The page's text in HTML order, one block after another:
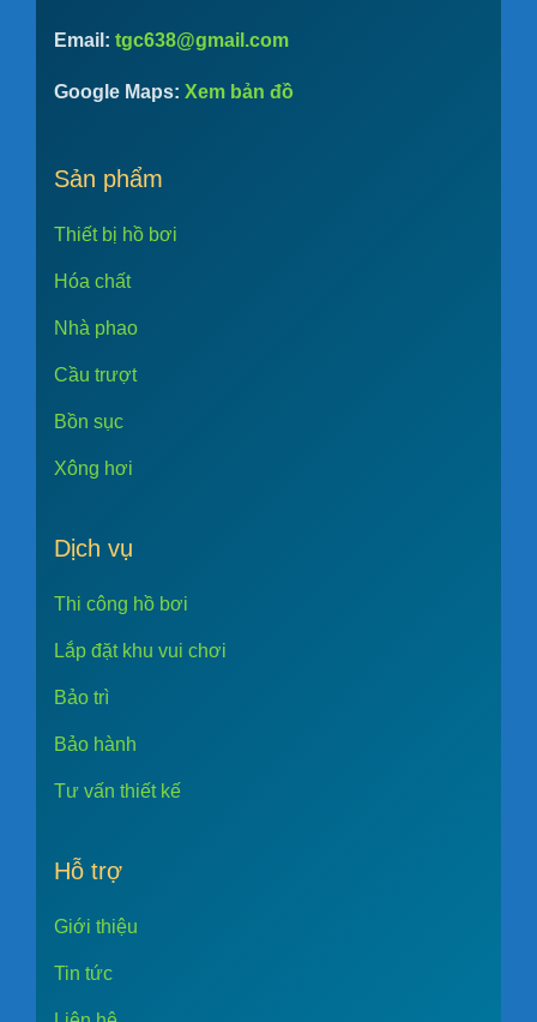
Email: tgc638@gmail.com
Google Maps: Xem bản đồ
Sản phẩm
Thiết bị hồ bơi
Hóa chất
Nhà phao
Cầu trượt
Bồn sục
Xông hơi
Dịch vụ
Thi công hồ bơi
Lắp đặt khu vui chơi
Bảo trì
Bảo hành
Tư vấn thiết kế
Hỗ trợ
Giới thiệu
Tin tức